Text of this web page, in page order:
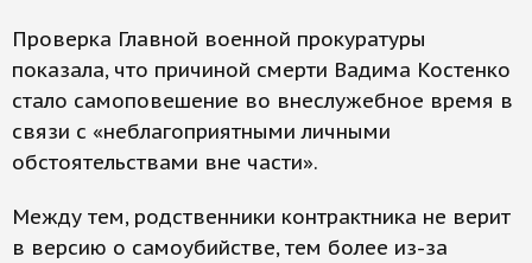
Проверка Главной военной прокуратуры
показала, что причиной смерти Вадима Костенко
стало самоповешение во внеслужебное время в
связи с «неблагоприятными личными
обстоятельствами вне части».
Между тем, родственники контрактника не верит
в версию о самоубийстве, тем более из-за